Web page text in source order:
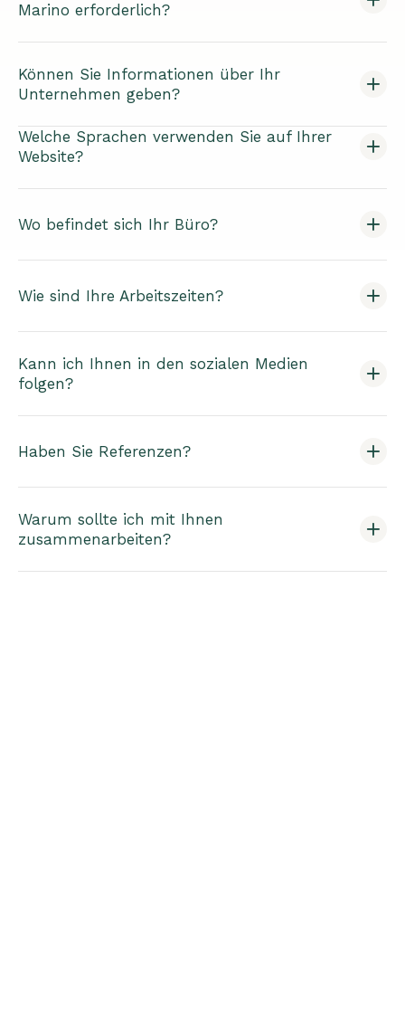
Marino erforderlich?
Können Sie Informationen über Ihr
Unternehmen geben?
Welche Sprachen verwenden Sie auf Ihrer
Website?
Wo befindet sich Ihr Büro?
Wie sind Ihre Arbeitszeiten?
Kann ich Ihnen in den sozialen Medien
folgen?
Haben Sie Referenzen?
Warum sollte ich mit Ihnen
zusammenarbeiten?